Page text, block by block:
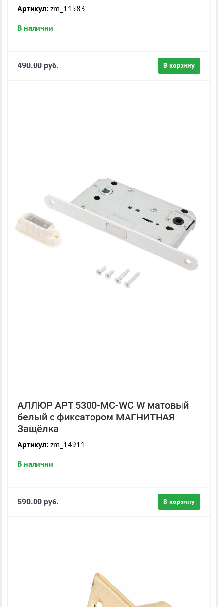
Артикул: zm_11583
В наличии
В корзину
490.00 руб.
АЛЛЮР АРТ 5300-MC-WC W матовый
белый с фиксатором МАГНИТНАЯ
Защёлка
Артикул: zm_14911
В наличии
В корзину
590.00 руб.